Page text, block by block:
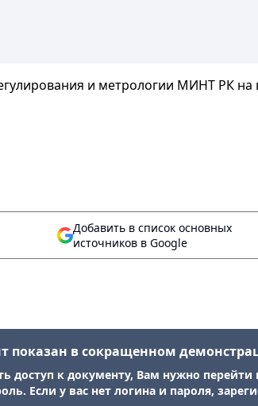
и метрологии МИНТ РК на
Добавить в список основных
источников в Google
показан в сокращенном
доступ к документу, Вам нужно
Если у вас нет логина и пароля,